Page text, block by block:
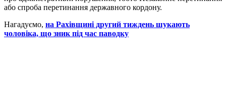
або спроба перетинання державного кордону.
Нагадуємо, на Рахівщині другий тиждень шукають
чоловіка, що зник під час паводку